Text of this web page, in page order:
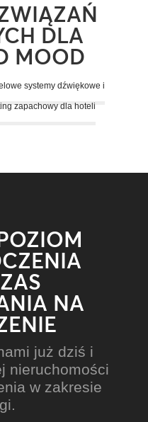
DLA
MOOD
systemy dźwiękowe i
zapachowy dla hoteli
NA
już dziś i
nieruchomości
w zakresie